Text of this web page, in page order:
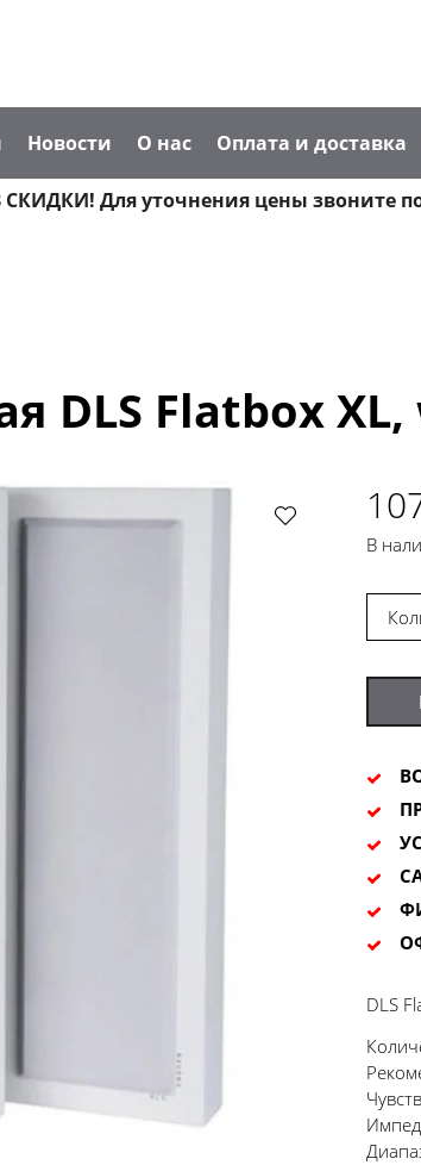
Новости О нас Оплата и доставка
Для уточнения цены звоните
DLS Flatbox
В
DLS